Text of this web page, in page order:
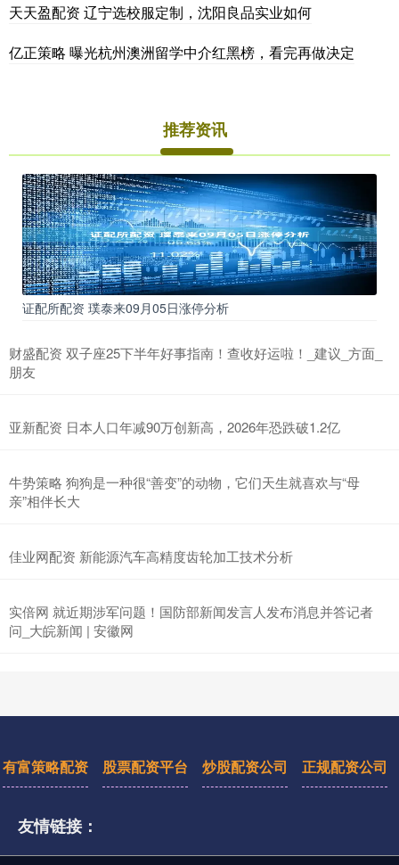
天天盈配资 辽宁选校服定制，沈阳良品实业如何
亿正策略 曝光杭州澳洲留学中介红黑榜，看完再做决定
推荐资讯
证配所配资 璞泰来09月05日涨停分析
财盛配资 双子座25下半年好事指南！查收好运啦！_建议_方面_
朋友
亚新配资 日本人口年减90万创新高，2026年恐跌破1.2亿
牛势策略 狗狗是一种很“善变”的动物，它们天生就喜欢与“母
亲”相伴长大
佳业网配资 新能源汽车高精度齿轮加工技术分析
实倍网 就近期涉军问题！国防部新闻发言人发布消息并答记者
问_大皖新闻 | 安徽网
有富策略配资 股票配资平台 炒股配资公司 正规配资公司
友情链接：